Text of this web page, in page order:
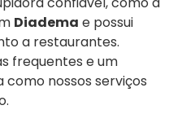
Diadema e possui
a restaurantes.
frequentes e um
como nossos serviços